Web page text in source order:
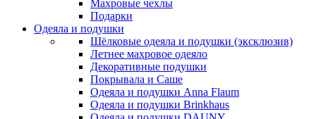
Махровые чехлы
Подарки
Одеяла и подушки
Шёлковые одеяла и подушки (эксклюзив)
Летнее махровое одеяло
Декоративные подушки
Покрывала и Саше
Одеяла и подушки Anna Flaum
Одеяла и подушки Brinkhaus